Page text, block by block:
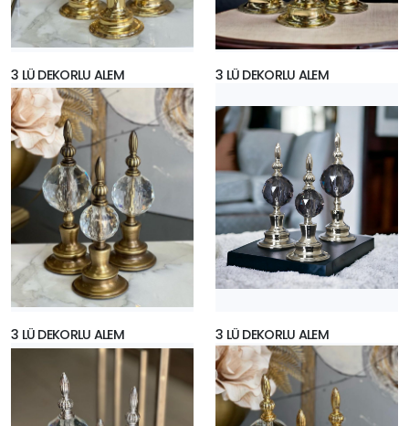
3 LÜ DEKORLU ALEM 3 LÜ DEKORLU ALEM
3 LÜ DEKORLU ALEM 3 LÜ DEKORLU ALEM